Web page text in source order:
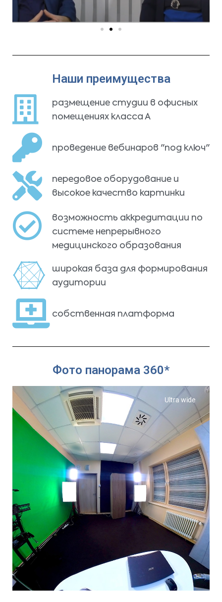
Наши преимущества
размещение студии в офисных
помещениях класса А
проведение вебинаров "под ключ"
передовое оборудование и
высокое качество картинки
возможность аккредитации по
системе непрерывного
медицинского образования
широкая база для формирования
аудитории
собственная платформа
Фото панорама 360*